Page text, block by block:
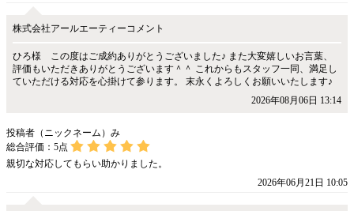
株式会社アールエーティーコメント
ひろ様 この度はご成約ありがとうございました♪ また大変嬉しいお言葉、
評価もいただきありがとうございます＾＾ これからもスタッフ一同、満足し
ていただける対応を心掛けて参ります。 末永くよろしくお願いいたします♪
2026年08月06日 13:14
投稿者（ニックネーム）み
総合評価： 5点
親切な対応してもらい助かりました。
2026年06月21日 10:05